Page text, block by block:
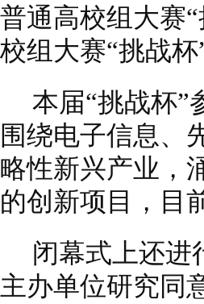
普通高校组大赛
校组大赛“挑战杯”
本届“挑战杯”
围绕电子信息、
略性新兴产业，
的创新项目，目
闭幕式上还进
主办单位研究同